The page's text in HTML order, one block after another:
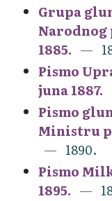
Grupa
Narodnog
1885.
Pismo
juna 1887.
Pismo
Ministru
1890.
Pismo
1895.